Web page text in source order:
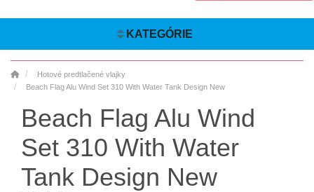
KATEGÓRIE
Hotové predtlačené vlajky
Beach Flag Alu Wind Set 310 With Water Tank Design New
Beach Flag Alu Wind
Set 310 With Water
Tank Design New